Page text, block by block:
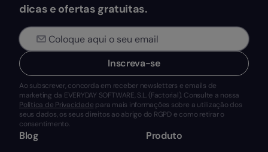
dicas e ofertas gratuitas.
Inscreva-se
Ao subscrever, concorda em receber newsletters e emails de
marketing da EVERYDAY SOFTWARE, S.L. (Factorial). Consulte a nossa
Política de Privacidade para mais informações sobre a utilização dos
seus dados, os seus direitos ao abrigo do RGPD e como retirar o
consentimento.
Blog Produto